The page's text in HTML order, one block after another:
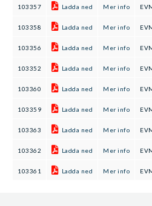
103357 Ladda ned Mer info
103358 Ladda ned Mer info
103356 Ladda ned Mer info
103352 Ladda ned Mer info
103360 Ladda ned Mer info
103359 Ladda ned Mer info
103363 Ladda ned Mer info
103362 Ladda ned Mer info
103361 Ladda ned Mer info